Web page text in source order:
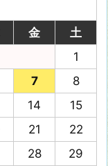
金
土
1
7
8
14
15
21
22
28 29